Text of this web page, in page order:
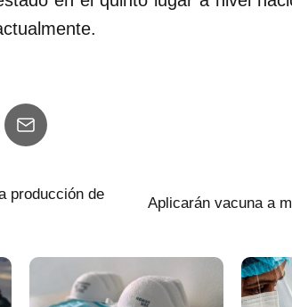
producción de
Aplicarán vacuna a